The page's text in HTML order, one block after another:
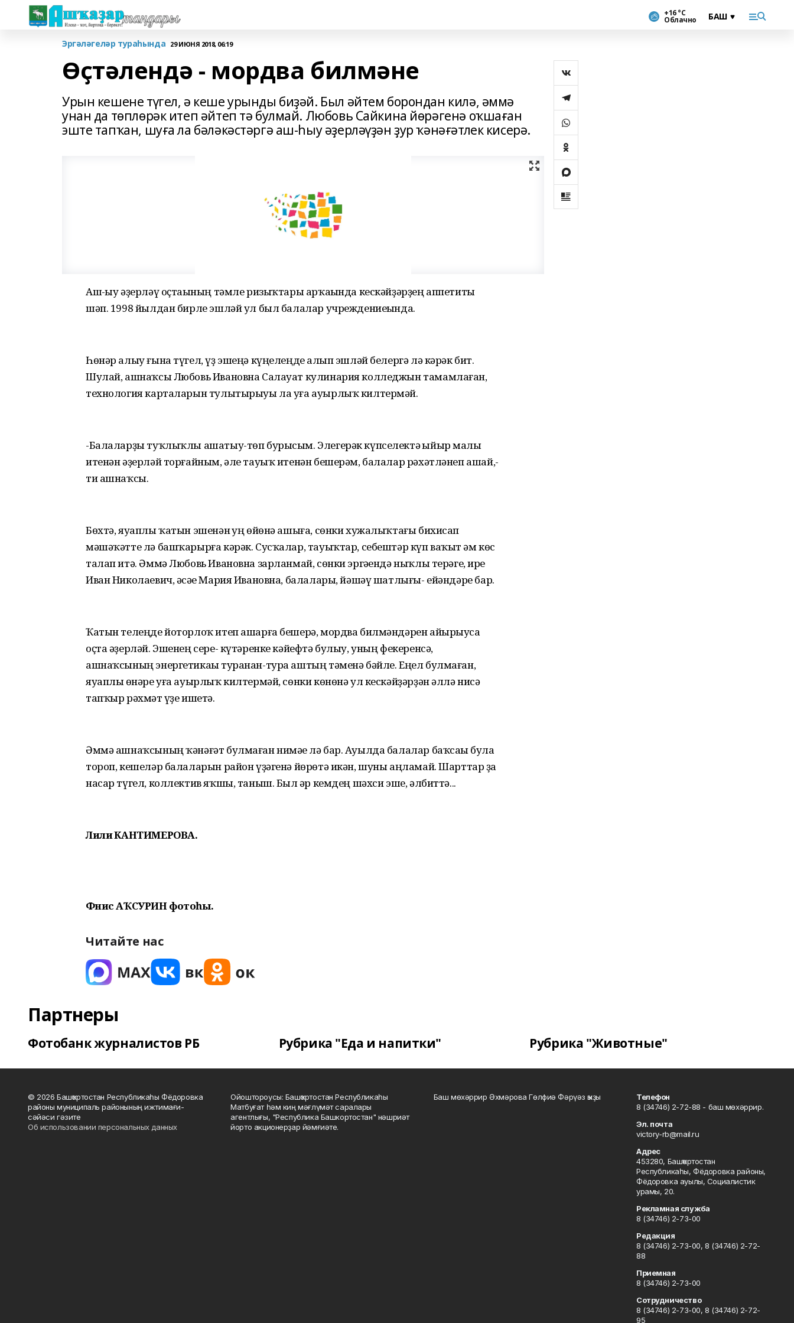
+16 °С
Облачно
Эргәләгеләр тураһында 29 ИЮНЯ 2018, 06:19
Өҫтәлендә - мордва билмәне
Урын кешене түгел, ә кеше урынды биҙәй. Был әйтем борондан килә, әммә
унан да төплөрәк итеп әйтеп тә булмай. Любовь Сайкина йөрәгенә оҡшаған
эште тапҡан, шуға ла бәләкәстәргә аш-һыу әҙерләүҙән ҙур ҡәнәғәтлек кисерә.
Аш-һыу әҙерләү оҫтаһының тәмле ризыҡтары арҡаһында кескәйҙәрҙең аппетиты
шәп. 1998 йылдан бирле эшләй ул был балалар учреждениеһында.
Һөнәр алыу ғына түгел, үҙ эшеңә күңелеңде һалып эшләй белергә лә кәрәк бит.
Шулай, ашнаҡсы Любовь Ивановна Салауат кулинария колледжын тамамлаған,
технология карталарын тулытырыуы ла уға ауырлыҡ килтермәй.
-Балаларҙы туҡлыҡлы ашатыу-төп бурысым. Элегерәк күпселектә һыйыр малы
итенән әҙерләй торғайным, әле тауыҡ итенән бешерәм, балалар рәхәтләнеп ашай,-
ти ашнаҡсы.
Бөхтә, яуаплы ҡатын эшенән һуң өйөнә ашыға, сөнки хужалыҡтағы бихисап
мәшәҡәтте лә башҡарырға кәрәк. Сусҡалар, тауыҡтар, себештәр күп ваҡыт һәм көс
талап итә. Әммә Любовь Ивановна зарланмай, сөнки эргәһендә ныҡлы терәге, ире
Иван Николаевич, әсәһе Мария Ивановна, балалары, йәшәү шатлығы- ейәндәре бар.
Ҡатын телеңде йоторлоҡ итеп ашарға бешерә, мордва билмәндәрен айырыуса
оҫта әҙерләй. Эшенең сере- күтәренке кәйефтә булыу, уның фекеренсә,
ашнаҡсының энергетикаһы туранан-тура аштың тәменә бәйле. Еңел булмаған,
яуаплы һөнәре уға ауырлыҡ килтермәй, сөнки көнөнә ул кескәйҙәрҙән әллә нисә
тапҡыр рәхмәт һүҙе ишетә.
Әммә ашнаҡсының ҡәнәғәт булмаған нимәһе лә бар. Ауылда балалар баҡсаһы була
тороп, кешеләр балаларын район үҙәгенә йөрөтә икән, шуны аңламай. Шарттар ҙа
насар түгел, коллектив яҡшы, таныш. Был һәр кемдең шәхси эше, әлбиттә...
Лилиә КАНТИМЕРОВА.
Фәнис АҠСУРИН фотоһы.
Читайте нас
Партнеры
Фотобанк журналистов РБ Рубрика "Еда и напитки" Рубрика "Животные"
© 2026 Башҡортостан Республикаһы Фёдоровка
районы муниципаль районының ижтимағи-
сәйәси гәзите
Об использовании персональных данных
Ойоштороусы: Башҡортостан Республикаһы
Матбуғат һәм киң мәғлүмәт саралары
агентлығы, "Республика Башкортостан" нәшриәт
йорто акционерҙар йәмғиәте.
Баш мөхәррир Әхмәрова Гөлфиә Фәрүәз ҡыҙы
Телефон
8 (34746) 2-72-88 - баш мөхәррир.
Эл. почта
victory-rb@mail.ru
Адрес
453280, Башҡортостан
Республикаһы, Фёдоровка районы,
Фёдоровка ауылы, Социалистик
урамы, 20.
Рекламная служба
8 (34746) 2-73-00
Редакция
8 (34746) 2-73-00, 8 (34746) 2-72-
88
Приемная
8 (34746) 2-73-00
Сотрудничество
8 (34746) 2-73-00, 8 (34746) 2-72-
95